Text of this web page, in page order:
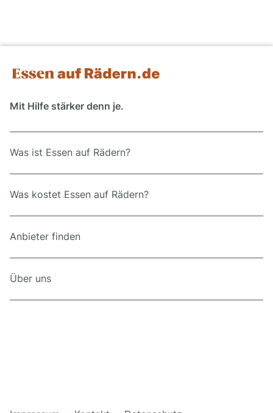
Mit Hilfe stärker denn je.
Was ist Essen auf Rädern?
Was kostet Essen auf Rädern?
Anbieter finden
Über uns